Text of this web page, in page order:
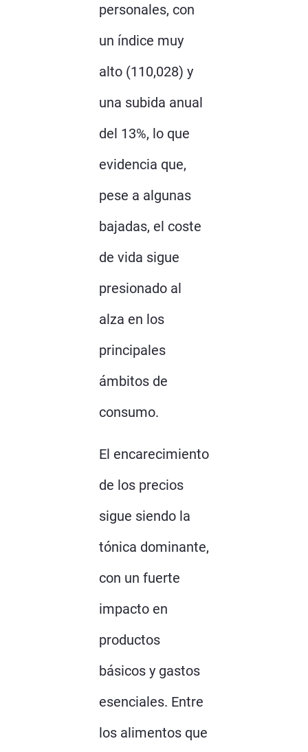
personales, con
un índice muy
alto (110,028) y
una subida anual
del 13%, lo que
evidencia que,
pese a algunas
bajadas, el coste
de vida sigue
presionado al
alza en los
principales
ámbitos de
consumo.
El encarecimiento
de los precios
sigue siendo la
tónica dominante,
con un fuerte
impacto en
productos
básicos y gastos
esenciales. Entre
los alimentos que